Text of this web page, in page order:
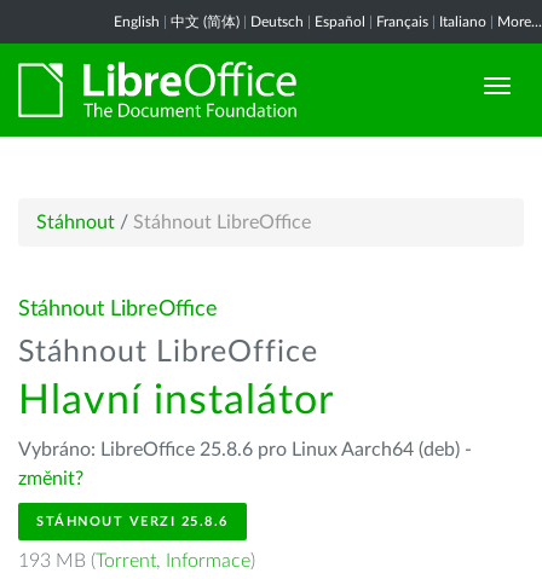
English 中文 (简体) Deutsch Español Français Italiano More...
Stáhnout / Stáhnout LibreOffice
Stáhnout LibreOffice
Stáhnout LibreOffice
Hlavní instalátor
Vybráno: LibreOffice 25.8.6 pro Linux Aarch64 (deb) -
změnit?
STÁHNOUT VERZI 25.8.6
193 MB (Torrent, Informace)